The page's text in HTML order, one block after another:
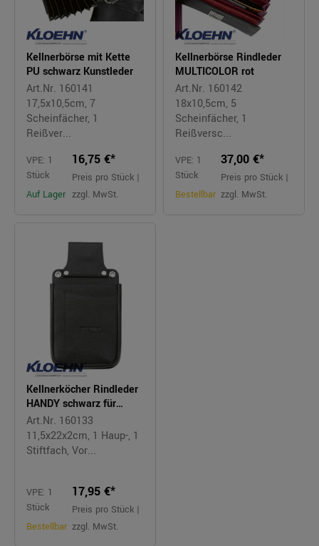
Kellnerbörse mit Kette
PU schwarz Kunstleder
Art.Nr. 160141
17,5x10,5cm, 7
Scheinfächer, 1
Reißver...
VPE: 1
Stück
Auf Lager
16,75 €*
Preis pro Stück |
zzgl. MwSt.
Kellnerbörse Rindleder
MULTICOLOR rot
Art.Nr. 160142
18x10,5cm, 5
Scheinfächer, 1
Reißversc...
VPE: 1
Stück
Bestellbar
37,00 €*
Preis pro Stück |
zzgl. MwSt.
Kellnerköcher Rindleder
HANDY schwarz für
elektronische
Kassensysteme
Art.Nr. 160133
11,5x22x2cm, 1 Haup-, 1
Stiftfach, Vor...
VPE: 1
Stück
Bestellbar
17,95 €*
Preis pro Stück |
zzgl. MwSt.